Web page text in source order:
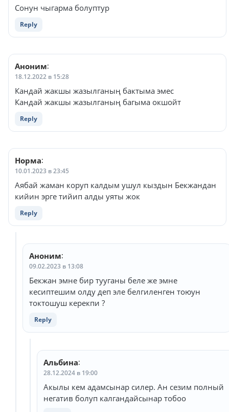
Сонун чыгарма болуптур
Reply
Аноним:
18.12.2022 в 15:28
Кандай жакшы жазылганың бактыма эмес
Кандай жакшы жазылганың багыма окшойт
Reply
Норма:
10.01.2023 в 23:45
Аябай жаман коруп калдым ушул кыздын Бекжандан
кийин эрге тийип алды уяты жок
Reply
Аноним:
09.02.2023 в 13:08
Бекжан эмне бир тууганы беле же эмне
кесиптешим олду деп эле белгиленген тоюун
токтошуш керекпи ?
Reply
Альбина:
28.12.2024 в 19:00
Акылы кем адамсынар силер. Ан сезим полный
негатив болуп калгандайсынар тобоо